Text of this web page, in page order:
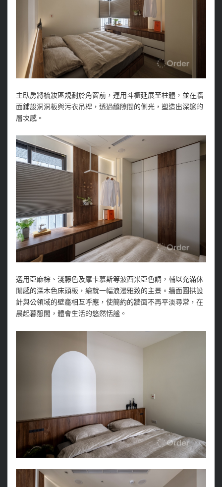
主臥房將梳妝區規劃於角窗前，運用斗櫃延展至柱體，並在牆
面鋪設洞洞板與污衣吊桿，透過縫隙間的側光，塑造出深邃的
層次感。
選用亞麻棕、淺藤色及摩卡慕斯等波西米亞色調，輔以充滿休
閒感的深木色床頭板，繪就一幅浪漫雅致的主景。牆面圓拱設
計與公領域的壁龕相互呼應，使簡約的牆面不再平淡尋常，在
晨起暮憩間，體會生活的悠然恬謐。